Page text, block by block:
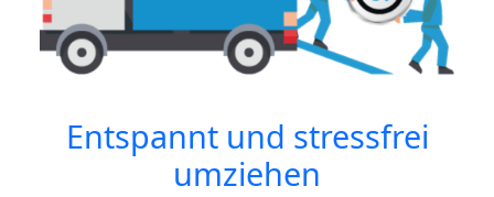
Entspannt und stressfrei
umziehen